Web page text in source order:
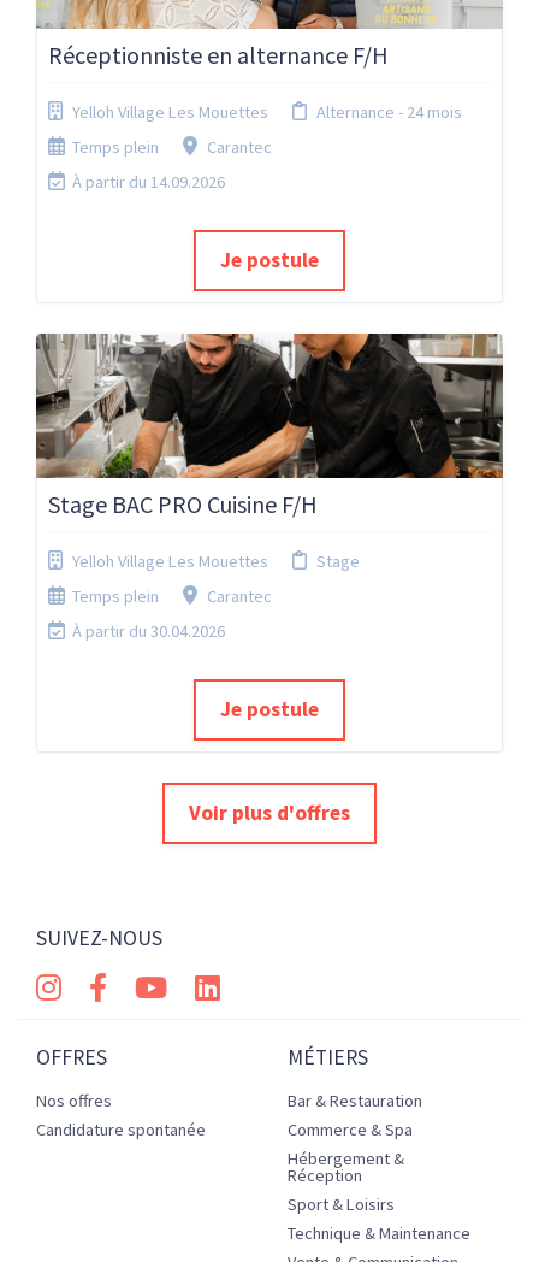
Réceptionniste en alternance F/H
Yelloh Village Les Mouettes
Alternance - 24 mois
Temps plein
Carantec
À partir du 14.09.2026
Je postule
Stage BAC PRO Cuisine F/H
Yelloh Village Les Mouettes
Stage
Temps plein
Carantec
À partir du 30.04.2026
Je postule
Voir plus d'offres
SUIVEZ-NOUS
OFFRES
Nos offres
Candidature spontanée
MÉTIERS
Bar & Restauration
Commerce & Spa
Hébergement &
Réception
Sport & Loisirs
Technique & Maintenance